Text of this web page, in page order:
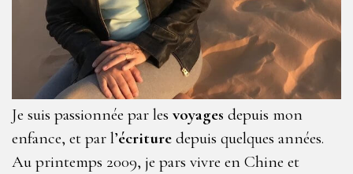
Je suis passionnée par les voyages depuis mon
enfance, et par l’écriture depuis quelques années.
Au printemps 2009, je pars vivre en Chine et